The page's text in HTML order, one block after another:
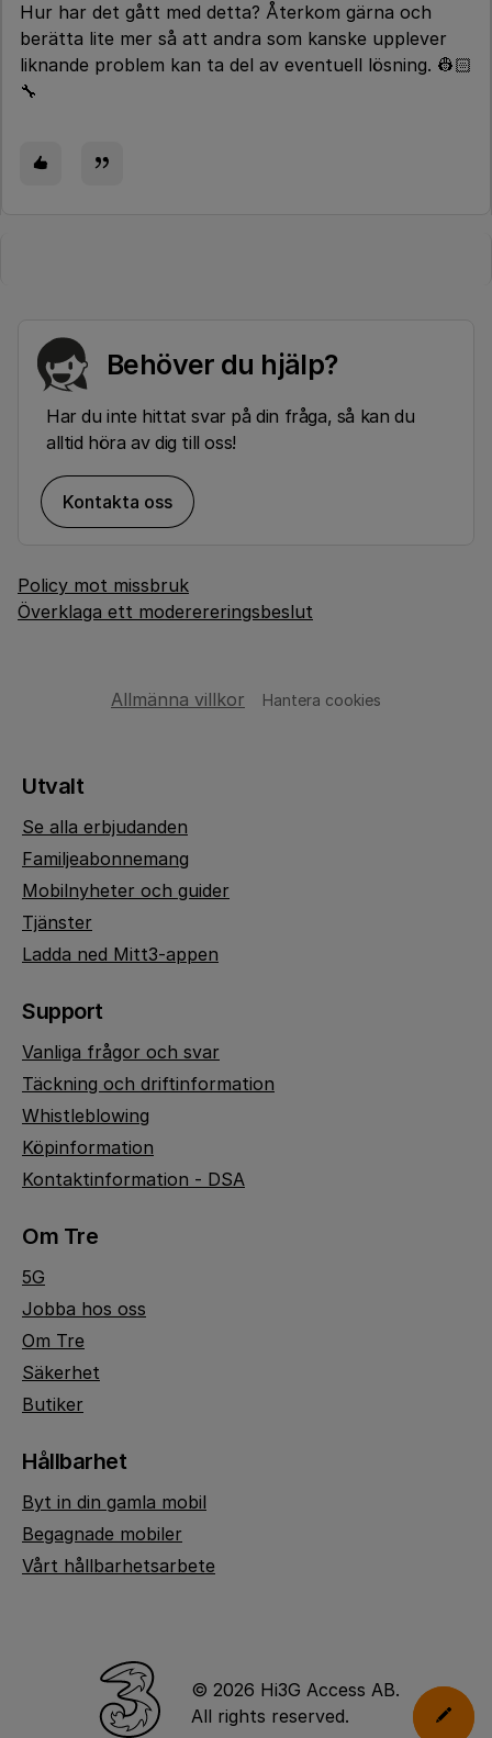
Hur har det gått med detta? Återkom gärna och
berätta lite mer så att andra som kanske upplever
liknande problem kan ta del av eventuell lösning. 👷🏻
🔧
Behöver du hjälp?
Har du inte hittat svar på din fråga, så kan du
alltid höra av dig till oss!
Kontakta oss
Policy mot missbruk
Överklaga ett moderereringsbeslut
Allmänna villkor Hantera cookies
Utvalt
Se alla erbjudanden
Familjeabonnemang
Mobilnyheter och guider
Tjänster
Ladda ned Mitt3-appen
Support
Vanliga frågor och svar
Täckning och driftinformation
Whistleblowing
Köpinformation
Kontaktinformation - DSA
Om Tre
5G
Jobba hos oss
Om Tre
Säkerhet
Butiker
Hållbarhet
Byt in din gamla mobil
Begagnade mobiler
Vårt hållbarhetsarbete
© 2026 Hi3G Access AB.
All rights reserved.